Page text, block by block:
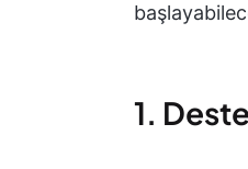
1.